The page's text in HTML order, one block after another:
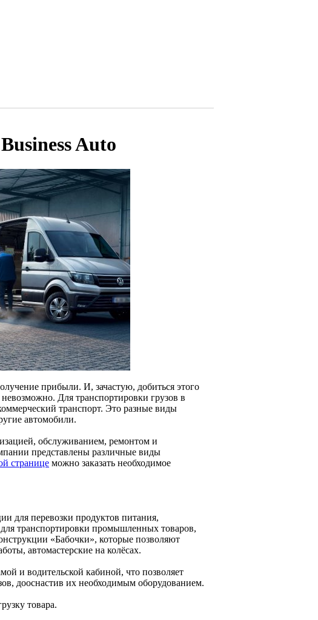
Auto
прибыли. И, зачастую, добиться этого
Для транспортировки грузов в
транспорт. Это разные виды
автомобили.
обслуживанием, ремонтом и
представлены различные виды
странице можно заказать необходимое
для перевозки продуктов питания,
транспортировки промышленных товаров,
«Бабочки», которые позволяют
автомастерские на колёсах.
и водительской кабиной, что позволяет
дооснастив их необходимым оборудованием.
товара.